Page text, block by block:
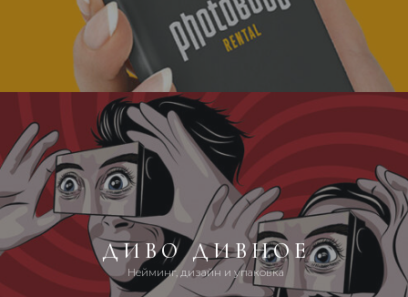
ДИВО ДИВНОЕ
Нейминг, дизайн и упаковка